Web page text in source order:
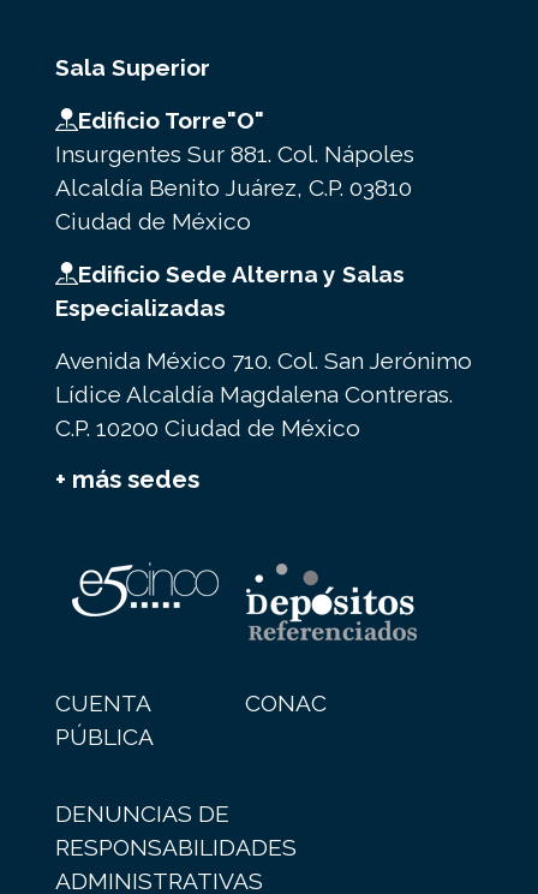
Sala Superior
Edificio Torre"O"
Insurgentes Sur 881. Col. Nápoles
Alcaldía Benito Juárez, C.P. 03810
Ciudad de México
Edificio Sede Alterna y Salas
Especializadas
Avenida México 710. Col. San Jerónimo
Lídice Alcaldía Magdalena Contreras.
C.P. 10200 Ciudad de México
+ más sedes
CUENTA
PÚBLICA
CONAC
DENUNCIAS DE
RESPONSABILIDADES
ADMINISTRATIVAS